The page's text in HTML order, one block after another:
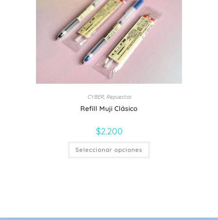
CYBER, Repuestos
Refill Muji Clásico
$2.200
Seleccionar opciones